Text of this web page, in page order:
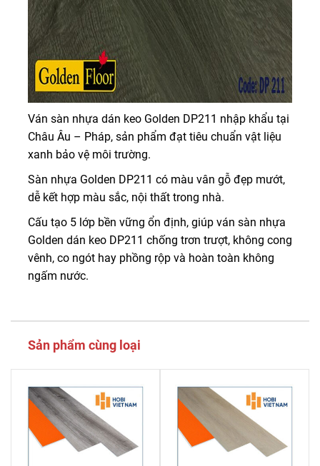
Ván sàn nhựa dán keo Golden DP211 nhập khẩu tại
Châu Âu – Pháp, sản phẩm đạt tiêu chuẩn vật liệu
xanh bảo vệ môi trường.
Sàn nhựa Golden DP211 có màu vân gỗ đẹp mướt,
dễ kết hợp màu sắc, nội thất trong nhà.
Cấu tạo 5 lớp bền vững ổn định, giúp ván sàn nhựa
Golden dán keo DP211 chống trơn trượt, không cong
vênh, co ngót hay phồng rộp và hoàn toàn không
ngấm nước.
Sản phẩm cùng loại